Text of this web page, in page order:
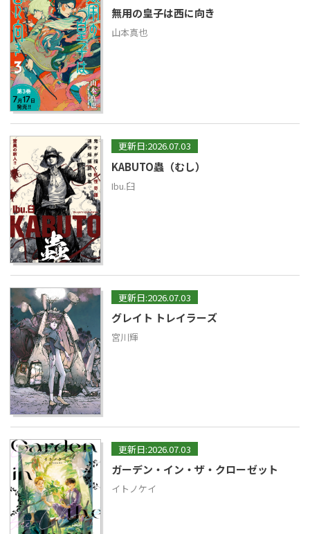
無用の皇子は西に向き
山本真也
更新日:2026.07.03
KABUTO蟲（むし）
Ibu.臼
更新日:2026.07.03
グレイト トレイラーズ
宮川輝
更新日:2026.07.03
ガーデン・イン・ザ・クローゼット
イトノケイ